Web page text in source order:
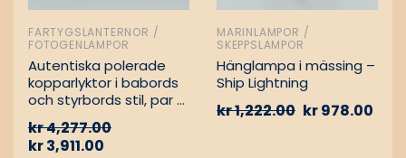
FARTYGSLANTERNOR /
FOTOGENLAMPOR
Autentiska polerade
kopparlyktor i babords
och styrbords stil, par –
oljelampor
kr4,277.00
kr3,911.00
MARINLAMPOR /
SKEPPSLAMPOR
Hänglampa i mässing –
Ship Lightning
kr1,222.00 kr978.00